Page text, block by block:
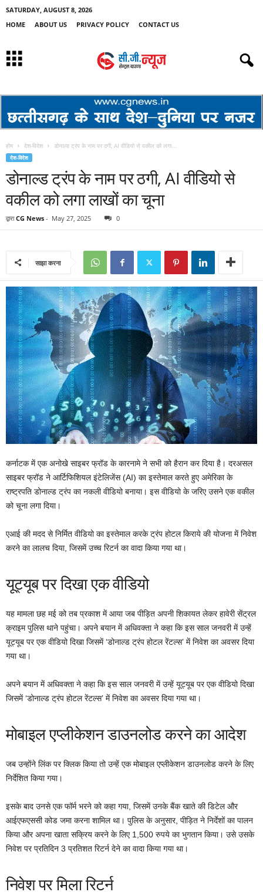
SATURDAY, AUGUST 8, 2026
HOME
ABOUT US PRIVACY POLICY CONTACT US
होम देश-विदेश डोनाल्ड ट्रंप के नाम पर ठगी, AI वीडियो से वकील को लगा...
देश-विदेश
डोनाल्ड ट्रंप के नाम पर ठगी, AI वीडियो से
वकील को लगा लाखों का चूना
द्वारा CG News - May 27, 2025 0
साझा करना
कर्नाटक में एक अनोखे साइबर फ्रॉड के कारनामे ने सभी को हैरान कर दिया है। दरअसल
साइबर फ्रॉड ने आर्टिफिशियल इंटेलिजेंस (AI) का इस्तेमाल करते हुए अमेरिका के
राष्ट्रपति डोनाल्ड ट्रंप का नकली वीडियो बनाया। इस वीडियो के जरिए उसने एक वकील
को चूना लगा दिया।
एआई की मदद से निर्मित वीडियो का इस्तेमाल करके ट्रंप होटल किराये की योजना में निवेश
करने का लालच दिया, जिसमें उच्च रिटर्न का वादा किया गया था।
यूट्यूब पर दिखा एक वीडियो
यह मामला छह मई को तब प्रकाश में आया जब पीड़ित अपनी शिकायत लेकर हावेरी सेंट्रल
क्राइम पुलिस थाने पहुंचा। अपने बयान में अधिवक्ता ने कहा कि इस साल जनवरी में उन्हें
यूट्यूब पर एक वीडियो दिखा जिसमें ‘डोनाल्ड ट्रंप होटल रेंटल्स’ में निवेश का अवसर दिया
गया था।
अपने बयान में अधिवक्ता ने कहा कि इस साल जनवरी में उन्हें यूट्यूब पर एक वीडियो दिखा
जिसमें ‘डोनाल्ड ट्रंप होटल रेंटल्स’ में निवेश का अवसर दिया गया था।
मोबाइल एप्लीकेशन डाउनलोड करने का आदेश
जब उन्होंने लिंक पर क्लिक किया तो उन्हें एक मोबाइल एप्लीकेशन डाउनलोड करने के लिए
निर्देशित किया गया।
इसके बाद उनसे एक फॉर्म भरने को कहा गया, जिसमें उनके बैंक खाते की डिटेल और
आईएफएससी कोड जमा करना शामिल था। पुलिस के अनुसार, पीड़ित ने निर्देशों का पालन
किया और अपना खाता सक्रिय करने के लिए 1,500 रुपये का भुगतान किया। उसे उसके
निवेश पर प्रतिदिन 3 प्रतिशत रिटर्न देने का वादा किया गया था।
निवेश पर मिला रिटर्न